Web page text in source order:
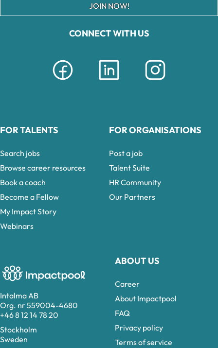
Intalma AB
Org. nr 559004-4680
+46 8 12 14 78 20
Stockholm
Sweden
CONNECT WITH US
ABOUT US
Career
About Impactpool
FAQ
Privacy policy
Terms of service
JOIN NOW!
FOR TALENTS
Search jobs
Browse career resources
Book a coach
Become a Fellow
My Impact Story
Webinars
FOR ORGANISATIONS
Post a job
Talent Suite
HR Community
Our Partners